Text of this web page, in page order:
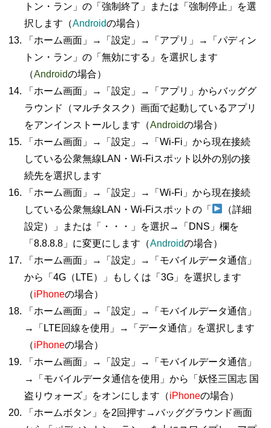
トン・ラン」の「強制終了」または「強制停止」を選
択します（Androidの場合）
「ホーム画面」→「設定」→「アプリ」→「パディン
トン・ラン」の「無効にする」を選択します
（Androidの場合）
「ホーム画面」→「設定」→「アプリ」からバッググ
ラウンド（マルチタスク）画面で起動しているアプリ
をアンインストールします（Androidの場合）
「ホーム画面」→「設定」→「Wi-Fi」から現在接続
している公衆無線LAN・Wi-Fiスポット以外の別の接
続先を選択します
「ホーム画面」→「設定」→「Wi-Fi」から現在接続
している公衆無線LAN・Wi-Fiスポットの「
（詳細
設定）」または「・・・」を選択→「DNS」欄を
「8.8.8.8」に変更にします（Androidの場合）
「ホーム画面」→「設定」→「モバイルデータ通信」
から「4G（LTE）」もしくは「3G」を選択します
（iPhoneの場合）
「ホーム画面」→「設定」→「モバイルデータ通信」
→「LTE回線を使用」→「データ通信」を選択します
（iPhoneの場合）
「ホーム画面」→「設定」→「モバイルデータ通信」
→「モバイルデータ通信を使用」から「妖怪三国志 国
盗りウォーズ」をオンにします（iPhoneの場合）
「ホームボタン」を2回押す→バッググラウンド画面